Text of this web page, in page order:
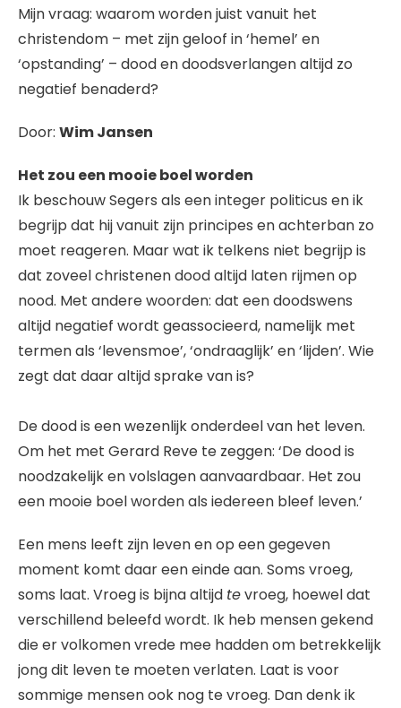
Mijn vraag: waarom worden juist vanuit het
christendom – met zijn geloof in ‘hemel’ en
‘opstanding’ – dood en doodsverlangen altijd zo
negatief benaderd?
Door: Wim Jansen
Het zou een mooie boel worden
Ik beschouw Segers als een integer politicus en ik
begrijp dat hij vanuit zijn principes en achterban zo
moet reageren. Maar wat ik telkens niet begrijp is
dat zoveel christenen dood altijd laten rijmen op
nood. Met andere woorden: dat een doodswens
altijd negatief wordt geassocieerd, namelijk met
termen als ‘levensmoe’, ‘ondraaglijk’ en ‘lijden’. Wie
zegt dat daar altijd sprake van is?
De dood is een wezenlijk onderdeel van het leven.
Om het met Gerard Reve te zeggen: ‘De dood is
noodzakelijk en volslagen aanvaardbaar. Het zou
een mooie boel worden als iedereen bleef leven.’
Een mens leeft zijn leven en op een gegeven
moment komt daar een einde aan. Soms vroeg,
soms laat. Vroeg is bijna altijd tevroeg, hoewel dat
verschillend beleefd wordt. Ik heb mensen gekend
die er volkomen vrede mee hadden om betrekkelijk
jong dit leven te moeten verlaten. Laat is voor
sommige mensen ook nog te vroeg. Dan denk ik